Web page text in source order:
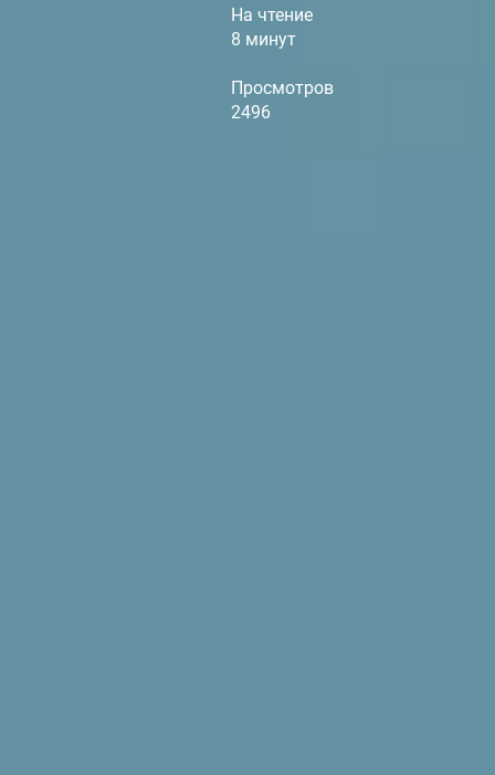
На чтение
8 минут
Просмотров
2496